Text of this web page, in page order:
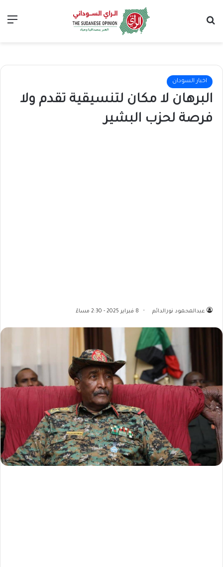
اخبار السودان
البرهان لا مكان لتنسيقية تقدم ولا
فرصة لحزب البشير
عبدالمحمود نورالدائم 8 فبراير 2025 - 2:30 مساءً